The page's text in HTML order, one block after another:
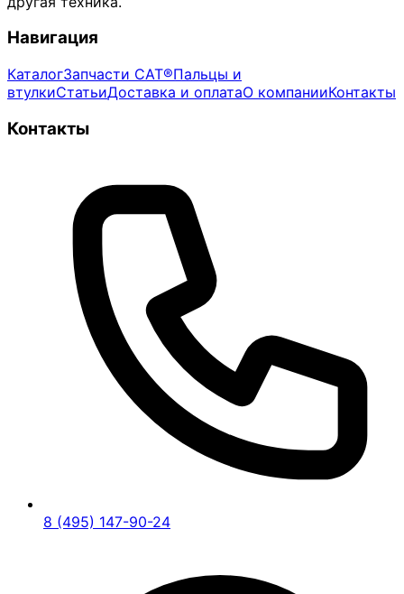
Навигация
КаталогЗапчасти CAT®Пальцы и
втулкиСтатьиДоставка и оплатаО компанииКонтакты
Контакты
8 (495) 147-90-24